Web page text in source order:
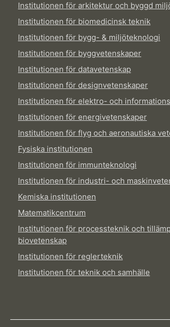
Institutionen för arkitektur och byggd
Institutionen för biomedicinsk teknik
Institutionen för bygg- & miljöteknologi
Institutionen för byggvetenskaper
Institutionen för datavetenskap
Institutionen för designvetenskaper
Institutionen för elektro- och
Institutionen för energivetenskaper
Institutionen för flyg och aeronautiska
Fysiska institutionen
Institutionen för immunteknologi
Institutionen för industri- och
Kemiska institutionen
Matematikcentrum
Institutionen för processteknik och
biovetenskap
Institutionen för reglerteknik
Institutionen för teknik och samhälle